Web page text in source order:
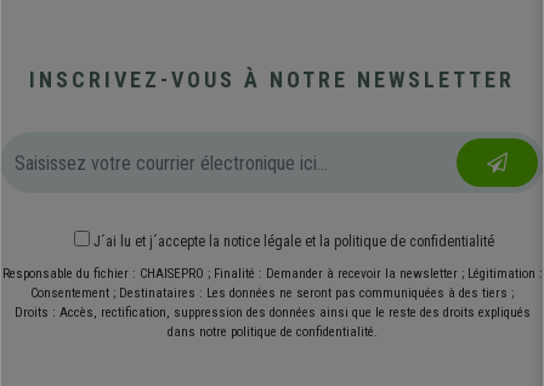
INSCRIVEZ-VOUS À NOTRE NEWSLETTER
J´ai lu et j´accepte la notice légale et la politique de confidentialité
Responsable du fichier : CHAISEPRO ; Finalité : Demander à recevoir la newsletter ; Légitimation :
Consentement ; Destinataires : Les données ne seront pas communiquées à des tiers ;
Droits : Accès, rectification, suppression des données ainsi que le reste des droits expliqués
dans notre politique de confidentialité.